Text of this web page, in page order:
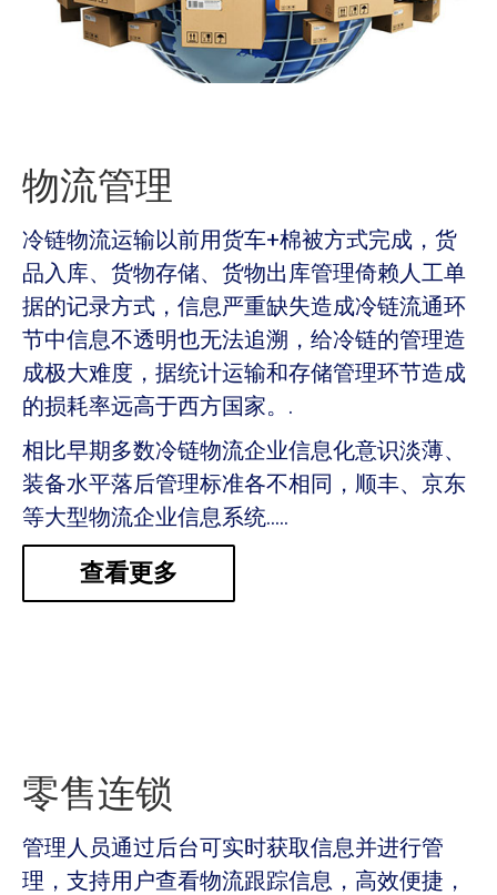
物流管理
冷链物流运输以前用货车+棉被方式完成，货
品入库、货物存储、货物出库管理倚赖人工单
据的记录方式，信息严重缺失造成冷链流通环
节中信息不透明也无法追溯 ，给冷链的管理造
成极大难度，据统计运输和存储管理环节造成
的损耗率远高于西方国家。.
相比早期多数冷链物流企业信息化意识淡薄、
装备水平落后管理标准各不相同，顺丰、京东
等大型物流企业信息系统…..
查看更多
零售连锁
管理人员通过后台可实时获取信息并进行管
理，支持用户查看物流跟踪信息，高效便捷，